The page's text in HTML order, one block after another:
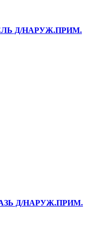
Д/НАРУЖ.ПРИМ.
Д/НАРУЖ.ПРИМ.